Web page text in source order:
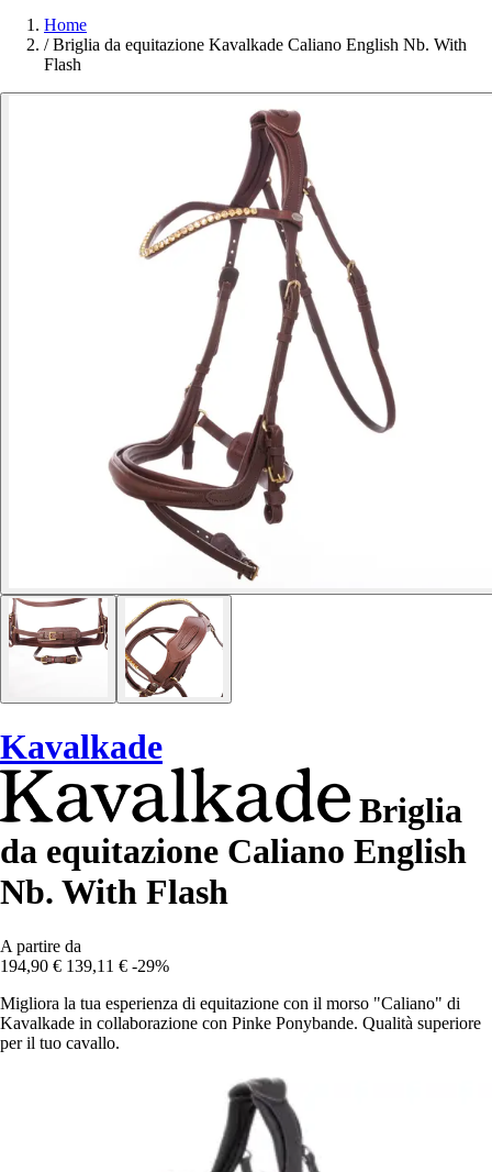
Home
/ Briglia da equitazione Kavalkade Caliano English Nb. With
Flash
Kavalkade
Briglia
da equitazione Caliano English
Nb. With Flash
A partire da
194,90 € 139,11 € -29%
Migliora la tua esperienza di equitazione con il morso "Caliano" di
Kavalkade in collaborazione con Pinke Ponybande. Qualità superiore
per il tuo cavallo.